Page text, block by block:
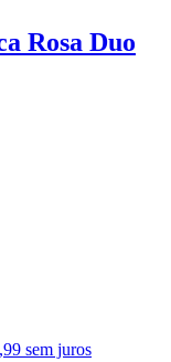
Rosa Duo
sem juros